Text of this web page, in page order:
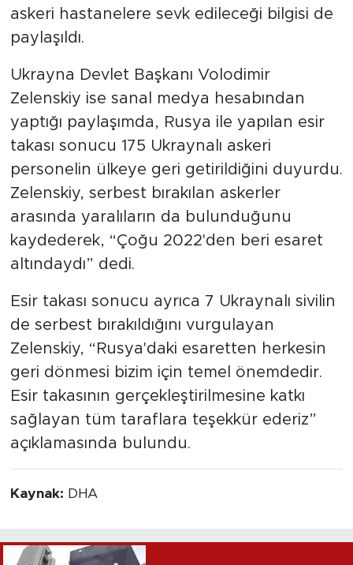
askeri hastanelere sevk edileceği bilgisi de
paylaşıldı.
Ukrayna Devlet Başkanı Volodimir
Zelenskiy ise sanal medya hesabından
yaptığı paylaşımda, Rusya ile yapılan esir
takası sonucu 175 Ukraynalı askeri
personelin ülkeye geri getirildiğini duyurdu.
Zelenskiy, serbest bırakılan askerler
arasında yaralıların da bulunduğunu
kaydederek, “Çoğu 2022'den beri esaret
altındaydı” dedi.
Esir takası sonucu ayrıca 7 Ukraynalı sivilin
de serbest bırakıldığını vurgulayan
Zelenskiy, “Rusya'daki esaretten herkesin
geri dönmesi bizim için temel önemdedir.
Esir takasının gerçekleştirilmesine katkı
sağlayan tüm taraflara teşekkür ederiz”
açıklamasında bulundu.
Kaynak: DHA